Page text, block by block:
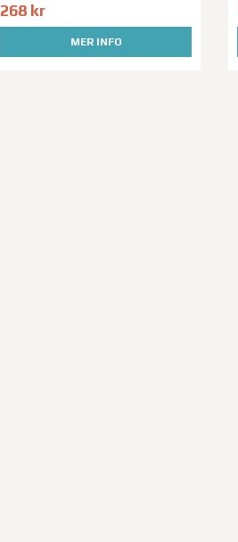
268 kr
MER INFO